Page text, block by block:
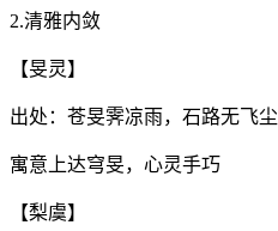
2.清雅内敛
【旻灵】
出处：苍旻霁凉雨，石路无飞尘
寓意上达穹旻，心灵手巧
【梨虞】